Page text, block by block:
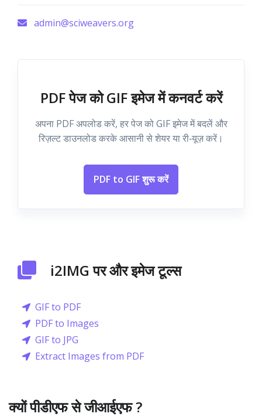
admin@sciweavers.org
PDF पेज को GIF इमेज में कनवर्ट करें
अपना PDF अपलोड करें, हर पेज को GIF इमेज में बदलें और
रिज़ल्ट डाउनलोड करके आसानी से शेयर या री‑यूज़ करें।
PDF to GIF शुरू करें
i2IMG पर और इमेज टूल्स
GIF to PDF
PDF to Images
GIF to JPG
Extract Images from PDF
क्यों पीडीएफ से जीआईएफ ?